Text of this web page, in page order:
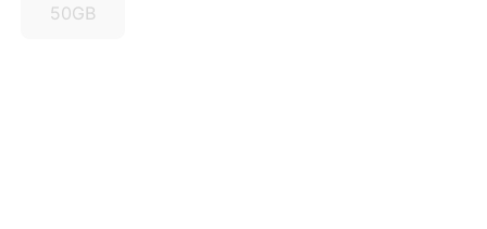
50GB